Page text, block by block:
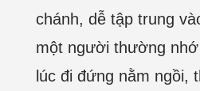
chánh, dễ tập trung
một người thường
lúc đi đứng nằm ngồi,